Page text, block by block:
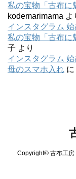
私の宝物「古布に
kodemarimama よ
インスタグラム
私の宝物「古布に
子 より
インスタグラム
母のスマホ入れ に
Copyright© 古布工